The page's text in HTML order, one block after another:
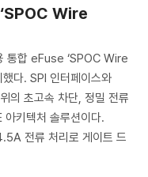
Wire
통합 eFuse ‘SPOC Wire
다. SPI 인터페이스와
의 초고속 차단, 정밀 전류
아키텍처 솔루션이다.
전류 처리로 게이트 드